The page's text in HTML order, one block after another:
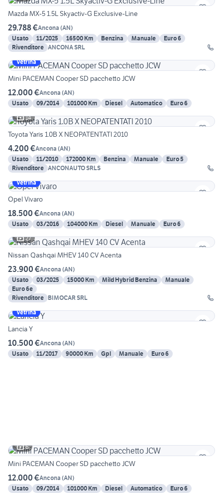
Mazda MX-5 1.5L Skyactiv-G Exclusive-Line
29.788 €Ancona (AN)
Usato
11/2025 16500 Km Benzina Manuale
Euro 6
Rivenditore ANCONA SRL
Vetrina
Mini PACEMAN Cooper SD pacchetto JCW
12.000 €Ancona (AN)
Usato
09/2014 101000 Km Diesel Automatico
Euro 6
14
Toyota Yaris 1.0B X NEOPATENTATI 2010
4.200 €Ancona (AN)
Usato
11/2010 172000 Km Benzina Manuale
Euro 5
Rivenditore ANCONAUTO SRLS
Vetrina
Opel Vivaro
18.500 €Ancona (AN)
Usato
03/2016 104000 Km Diesel Manuale
Euro 6
27
Nissan Qashqai MHEV 140 CV Acenta
23.900 €Ancona (AN)
Usato
03/2025 15000 Km Mild Hybrid Benzina
Manuale
Euro 6e
Rivenditore BIMOCAR SRL
Vetrina
Lancia Y
10.500 €Ancona (AN)
Usato
11/2017 90000 Km Gpl Manuale Euro 6
6
Mini PACEMAN Cooper SD pacchetto JCW
12.000 €Ancona (AN)
Usato
09/2014 101000 Km Diesel Automatico
Euro 6